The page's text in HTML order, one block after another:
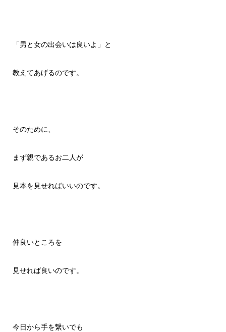
「男と女の出会いは良いよ」と
教えてあげるのです。
そのために、
まず親であるお二人が
見本を見せればいいのです。
仲良いところを
見せれば良いのです。
今日から手を繋いでも